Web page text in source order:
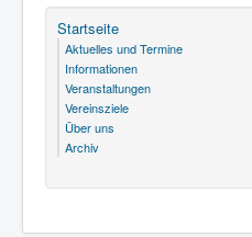
Startseite
Aktuelles und Termine
Informationen
Veranstaltungen
Vereinsziele
Über uns
Archiv